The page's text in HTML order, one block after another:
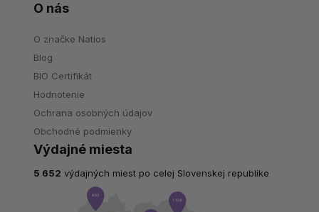
O nás
O značke Natios
Blog
BIO Certifikát
Hodnotenie
Ochrana osobných údajov
Obchodné podmienky
Výdajné miesta
5 652 výdajných miest po celej Slovenskej republike